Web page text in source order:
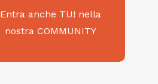
Entra anche TU! nella
nostra COMMUNITY
da Nord a Sud...